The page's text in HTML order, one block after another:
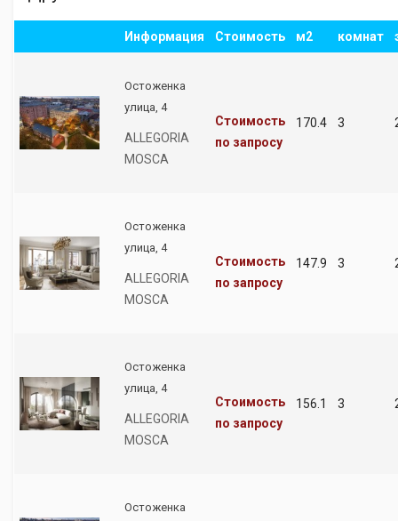
Информация Стоимость м2 комнат
Остоженка
улица, 4
ALLEGORIA
MOSCA
Стоимость
по запросу
170.4 3
Остоженка
улица, 4
ALLEGORIA
MOSCA
Стоимость
по запросу
147.9 3
Остоженка
улица, 4
ALLEGORIA
MOSCA
Стоимость
по запросу
156.1 3
Остоженка